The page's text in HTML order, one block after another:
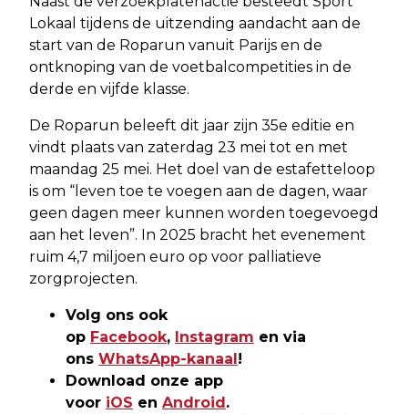
Lokaal tijdens de uitzending aandacht aan de
start van de Roparun vanuit Parijs en de
ontknoping van de voetbalcompetities in de
derde en vijfde klasse.
De Roparun beleeft dit jaar zijn 35e editie en
vindt plaats van zaterdag 23 mei tot en met
maandag 25 mei. Het doel van de estafetteloop
is om “leven toe te voegen aan de dagen, waar
geen dagen meer kunnen worden toegevoegd
aan het leven”. In 2025 bracht het evenement
ruim 4,7 miljoen euro op voor palliatieve
zorgprojecten.
Volg ons ook
op Facebook, Instagram en via
ons WhatsApp-kanaal!
Download onze app
voor iOS en Android.